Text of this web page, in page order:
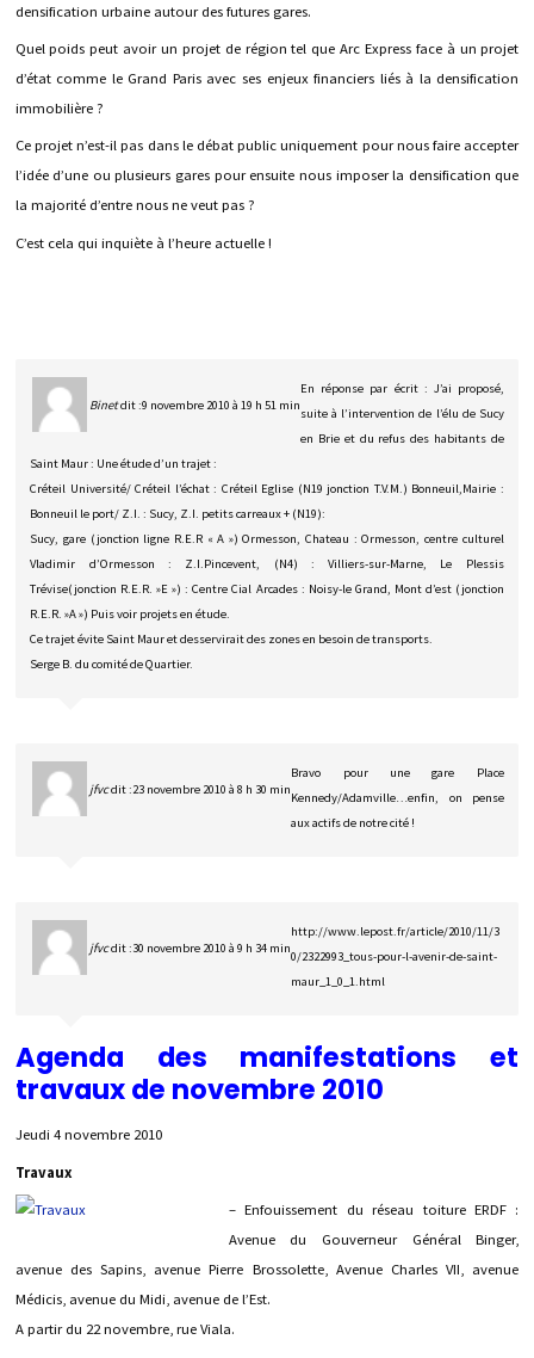
densification urbaine autour des futures gares.
Quel poids peut avoir un projet de région tel que Arc Express face à un projet
d’état comme le Grand Paris avec ses enjeux financiers liés à la densification
immobilière ?
Ce projet n’est-il pas dans le débat public uniquement pour nous faire accepter
l’idée d’une ou plusieurs gares pour ensuite nous imposer la densification que
la majorité d’entre nous ne veut pas ?
C’est cela qui inquiète à l’heure actuelle !
Binetdit :9 novembre 2010 à 19 h 51 min
En réponse par écrit : J’ai proposé,
suite à l’intervention de l’élu de Sucy
en Brie et du refus des habitants de
Saint Maur : Une étude d’un trajet :
Créteil Université/ Créteil l’échat : Créteil Eglise (N19 jonction T.V.M.) Bonneuil,Mairie :
Bonneuil le port/ Z.I. : Sucy, Z.I. petits carreaux + (N19):
Sucy, gare (jonction ligne R.E.R « A ») Ormesson, Chateau : Ormesson, centre culturel
Vladimir d’Ormesson : Z.I.Pincevent, (N4) : Villiers-sur-Marne, Le Plessis
Trévise(jonction R.E.R. »E ») : Centre Cial Arcades : Noisy-le Grand, Mont d’est (jonction
R.E.R. »A ») Puis voir projets en étude.
Ce trajet évite Saint Maur et desservirait des zones en besoin de transports.
Serge B. du comité de Quartier.
jfvcdit :23 novembre 2010 à 8 h 30 min
Bravo pour une gare Place
Kennedy/Adamville…enfin, on pense
aux actifs de notre cité !
jfvcdit :30 novembre 2010 à 9 h 34 min
http://www.lepost.fr/article/2010/11/3
0/2322993_tous-pour-l-avenir-de-saint-
maur_1_0_1.html
Agenda des manifestations et
travaux de novembre 2010
Jeudi 4 novembre 2010
Travaux
– Enfouissement du réseau toiture ERDF :
Avenue du Gouverneur Général Binger,
avenue des Sapins, avenue Pierre Brossolette, Avenue Charles VII, avenue
Médicis, avenue du Midi, avenue de l’Est.
A partir du 22 novembre, rue Viala.